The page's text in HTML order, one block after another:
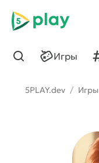
5play
Игры
Найти
5PLAY.dev / Игры